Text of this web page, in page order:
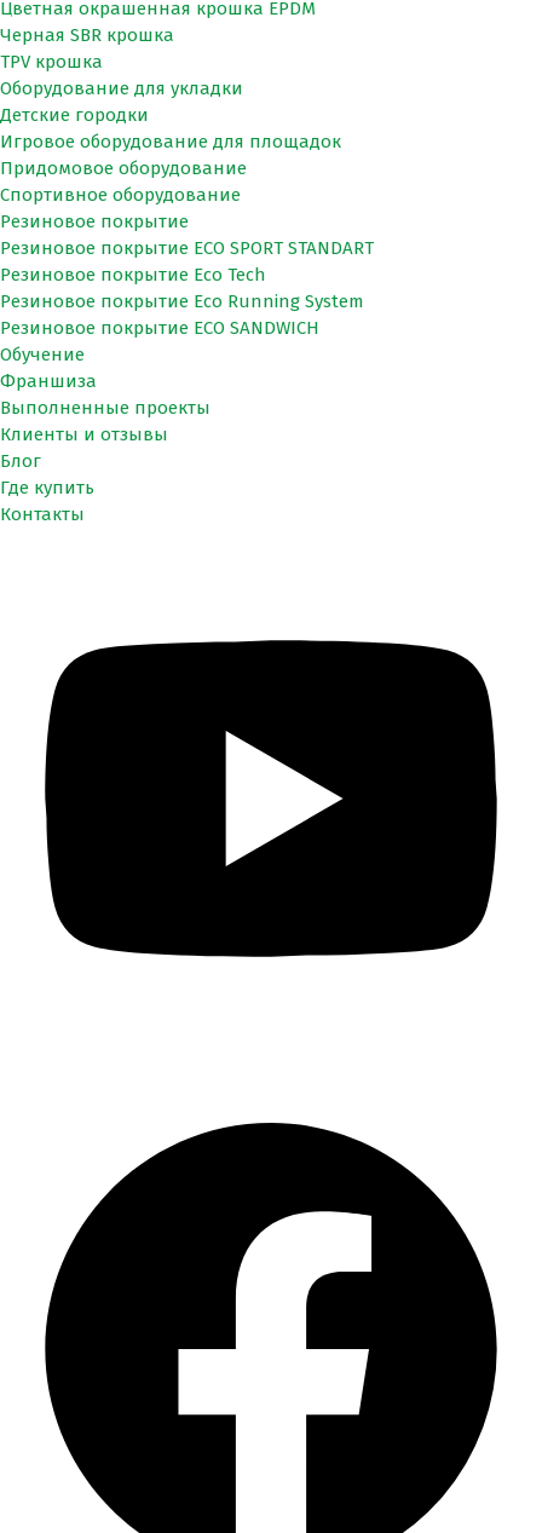
Цветная окрашенная крошка EPDM
Черная SBR крошка
TPV крошка
Оборудование для укладки
Детские городки
Игровое оборудование для площадок
Придомовое оборудование
Спортивное оборудование
Резиновое покрытие
Резиновое покрытие ECO SPORT STANDART
Резиновое покрытие Eco Tech
Резиновое покрытие Eco Running System
Резиновое покрытие ECO SANDWICH
Обучение
Франшиза
Выполненные проекты
Клиенты и отзывы
Блог
Где купить
Контакты